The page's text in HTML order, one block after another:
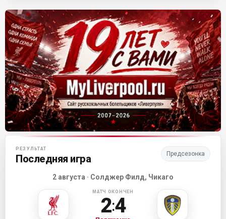
Матч-центр «Ливерпуля»
РЕЗУЛЬТАТ
Последняя игра Предсезонка
2 августа · Солджер Филд, Чикаго
МАТЧ ОКОНЧЕН
2:4